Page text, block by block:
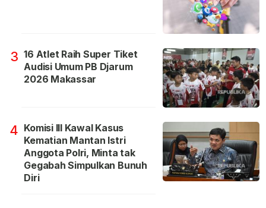
3 16 Atlet Raih Super Tiket
Audisi Umum PB Djarum
2026 Makassar
4 Komisi III Kawal Kasus
Kematian Mantan Istri
Anggota Polri, Minta tak
Gegabah Simpulkan Bunuh
Diri